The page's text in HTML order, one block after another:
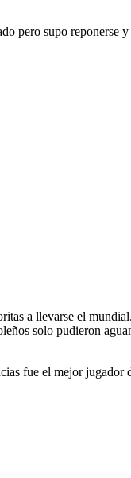
pero supo
a llevarse el
solo pudieron
fue el mejor